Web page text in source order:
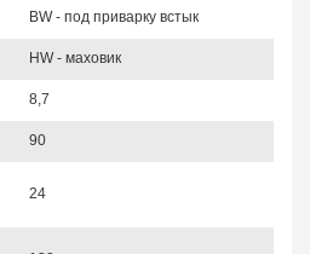
BW - под приварку встык
HW - маховик
8,7
90
24